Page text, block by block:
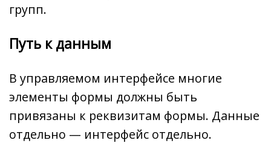
групп.
Путь к данным
В управляемом интерфейсе многие
элементы формы должны быть
привязаны к реквизитам формы. Данные
отдельно — интерфейс отдельно.